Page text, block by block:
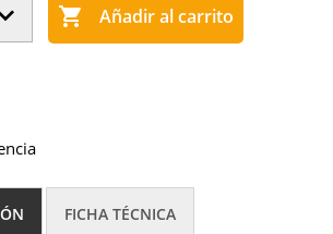
 Añadir al carrito
FICHA TÉCNICA